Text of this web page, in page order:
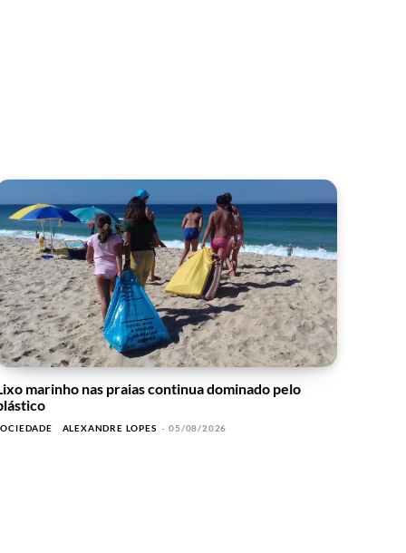
marinho nas praias continua dominado pelo
ALEXANDRE LOPES - 05/08/2026